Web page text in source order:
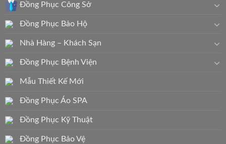
Đồng Phục Công Sở
Đồng Phục Bảo Hộ
Nhà Hàng – Khách Sạn
Đồng Phục Bệnh Viện
Mẫu Thiết Kế Mới
Đồng Phục Áo SPA
Đồng Phục Kỹ Thuật
Đồng Phục Bảo Vệ